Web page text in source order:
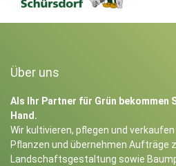
Über uns
Als Ihr Partner für Grün bekommen
Hand.
Wir kultivieren, pflegen und
Pflanzen und übernehmen Aufträge
Landschaftsgestaltung sowie